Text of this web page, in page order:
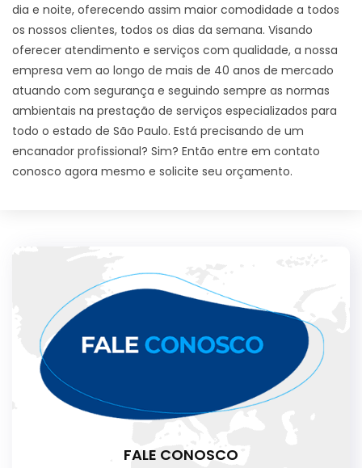
dia e noite, oferecendo assim maior comodidade a todos
os nossos clientes, todos os dias da semana. Visando
oferecer atendimento e serviços com qualidade, a nossa
empresa vem ao longo de mais de 40 anos de mercado
atuando com segurança e seguindo sempre as normas
ambientais na prestação de serviços especializados para
todo o estado de São Paulo. Está precisando de um
encanador profissional? Sim? Então entre em contato
conosco agora mesmo e solicite seu orçamento.
FALE CONOSCO